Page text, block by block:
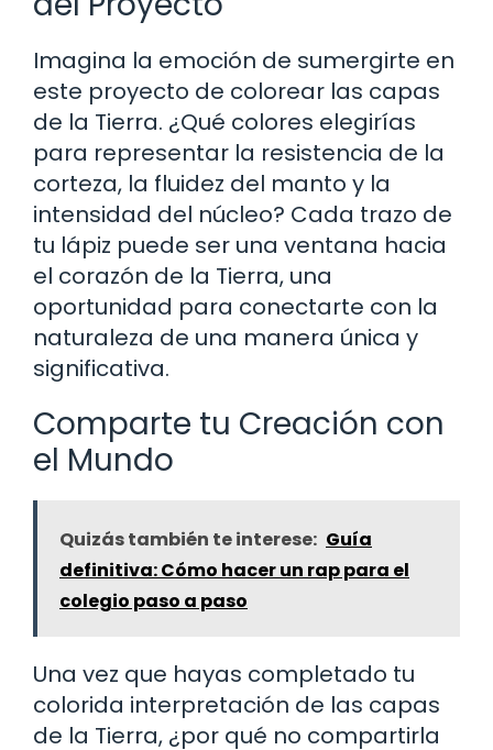
Imagina la emoción de sumergirte en
este proyecto de colorear las capas
de la Tierra. ¿Qué colores elegirías
para representar la resistencia de la
corteza, la fluidez del manto y la
intensidad del núcleo? Cada trazo de
tu lápiz puede ser una ventana hacia
el corazón de la Tierra, una
oportunidad para conectarte con la
naturaleza de una manera única y
significativa.
Comparte tu Creación con
el Mundo
Quizás también te interese: Guía
definitiva: Cómo hacer un rap para el
colegio paso a paso
Una vez que hayas completado tu
colorida interpretación de las capas
de la Tierra, ¿por qué no compartirla